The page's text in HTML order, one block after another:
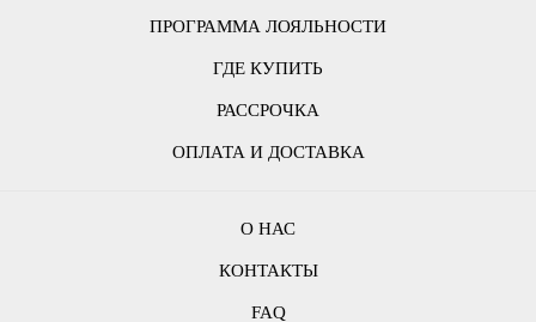
ПРОГРАММА ЛОЯЛЬНОСТИ
ГДЕ КУПИТЬ
РАССРОЧКА
ОПЛАТА И ДОСТАВКА
О НАС
КОНТАКТЫ
FAQ